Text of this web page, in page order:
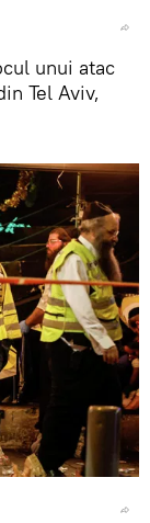
unui atac
Tel Aviv,